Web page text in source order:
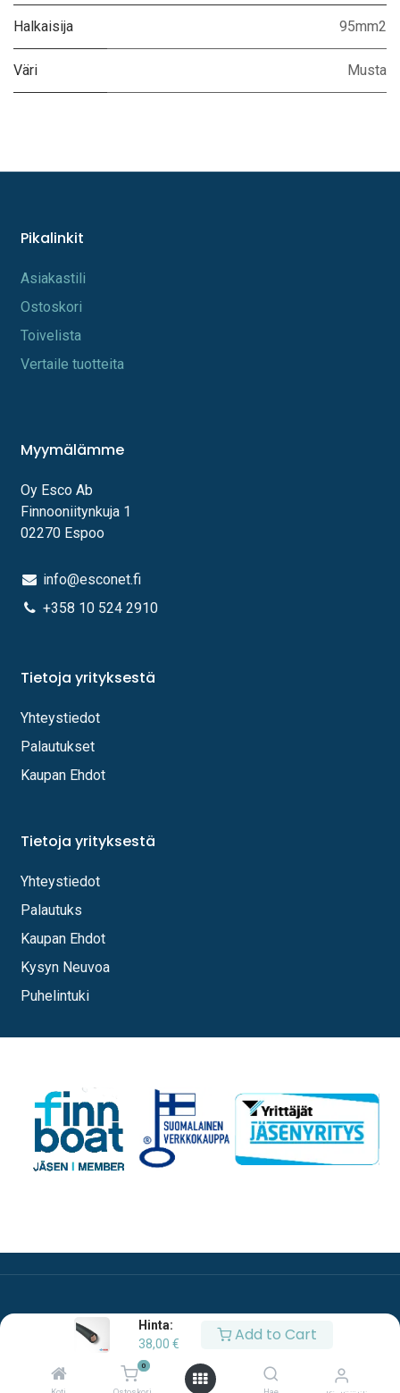
Hinta:
38,00 € Add to Cart
0
Halkaisija 95mm2
Väri Musta
Pikalinkit
A​s​iakastili
Os​toskori
Toi​velista
Vertaile tuotteita
Myymälämme
Oy Esco Ab
Finnooniitynkuja 1
02270 Espoo
info@esconet.fi
+358 10 524 2910
Tietoja yrityksestä
Yhteystiedot
Palautukset
Kaupan Ehdot
Tietoja yrityksestä
Yhteystiedot
Palautuks
Kaupan Ehdot
Kysyn Neuvoa
Puhelintuki
Copyright © Oy Esco Ab